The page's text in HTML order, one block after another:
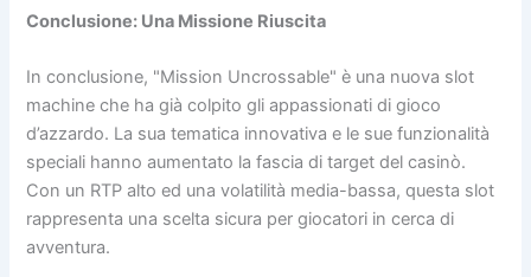
Conclusione: Una Missione Riuscita
In conclusione, "Mission Uncrossable" è una nuova slot
machine che ha già colpito gli appassionati di gioco
d’azzardo. La sua tematica innovativa e le sue funzionalità
speciali hanno aumentato la fascia di target del casinò.
Con un RTP alto ed una volatilità media-bassa, questa slot
rappresenta una scelta sicura per giocatori in cerca di
avventura.